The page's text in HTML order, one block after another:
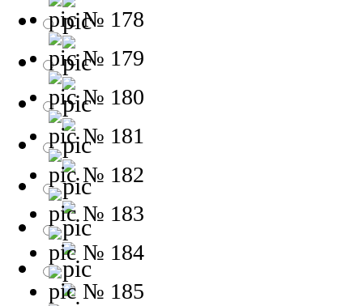
№ 178
№ 179
№ 180
№ 181
№ 182
№ 183
№ 184
№ 185